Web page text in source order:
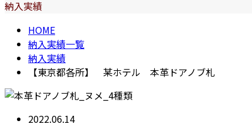
納入実績
HOME
納入実績一覧
納入実績
【東京都各所】 某ホテル 本革ドアノブ札
2022.06.14